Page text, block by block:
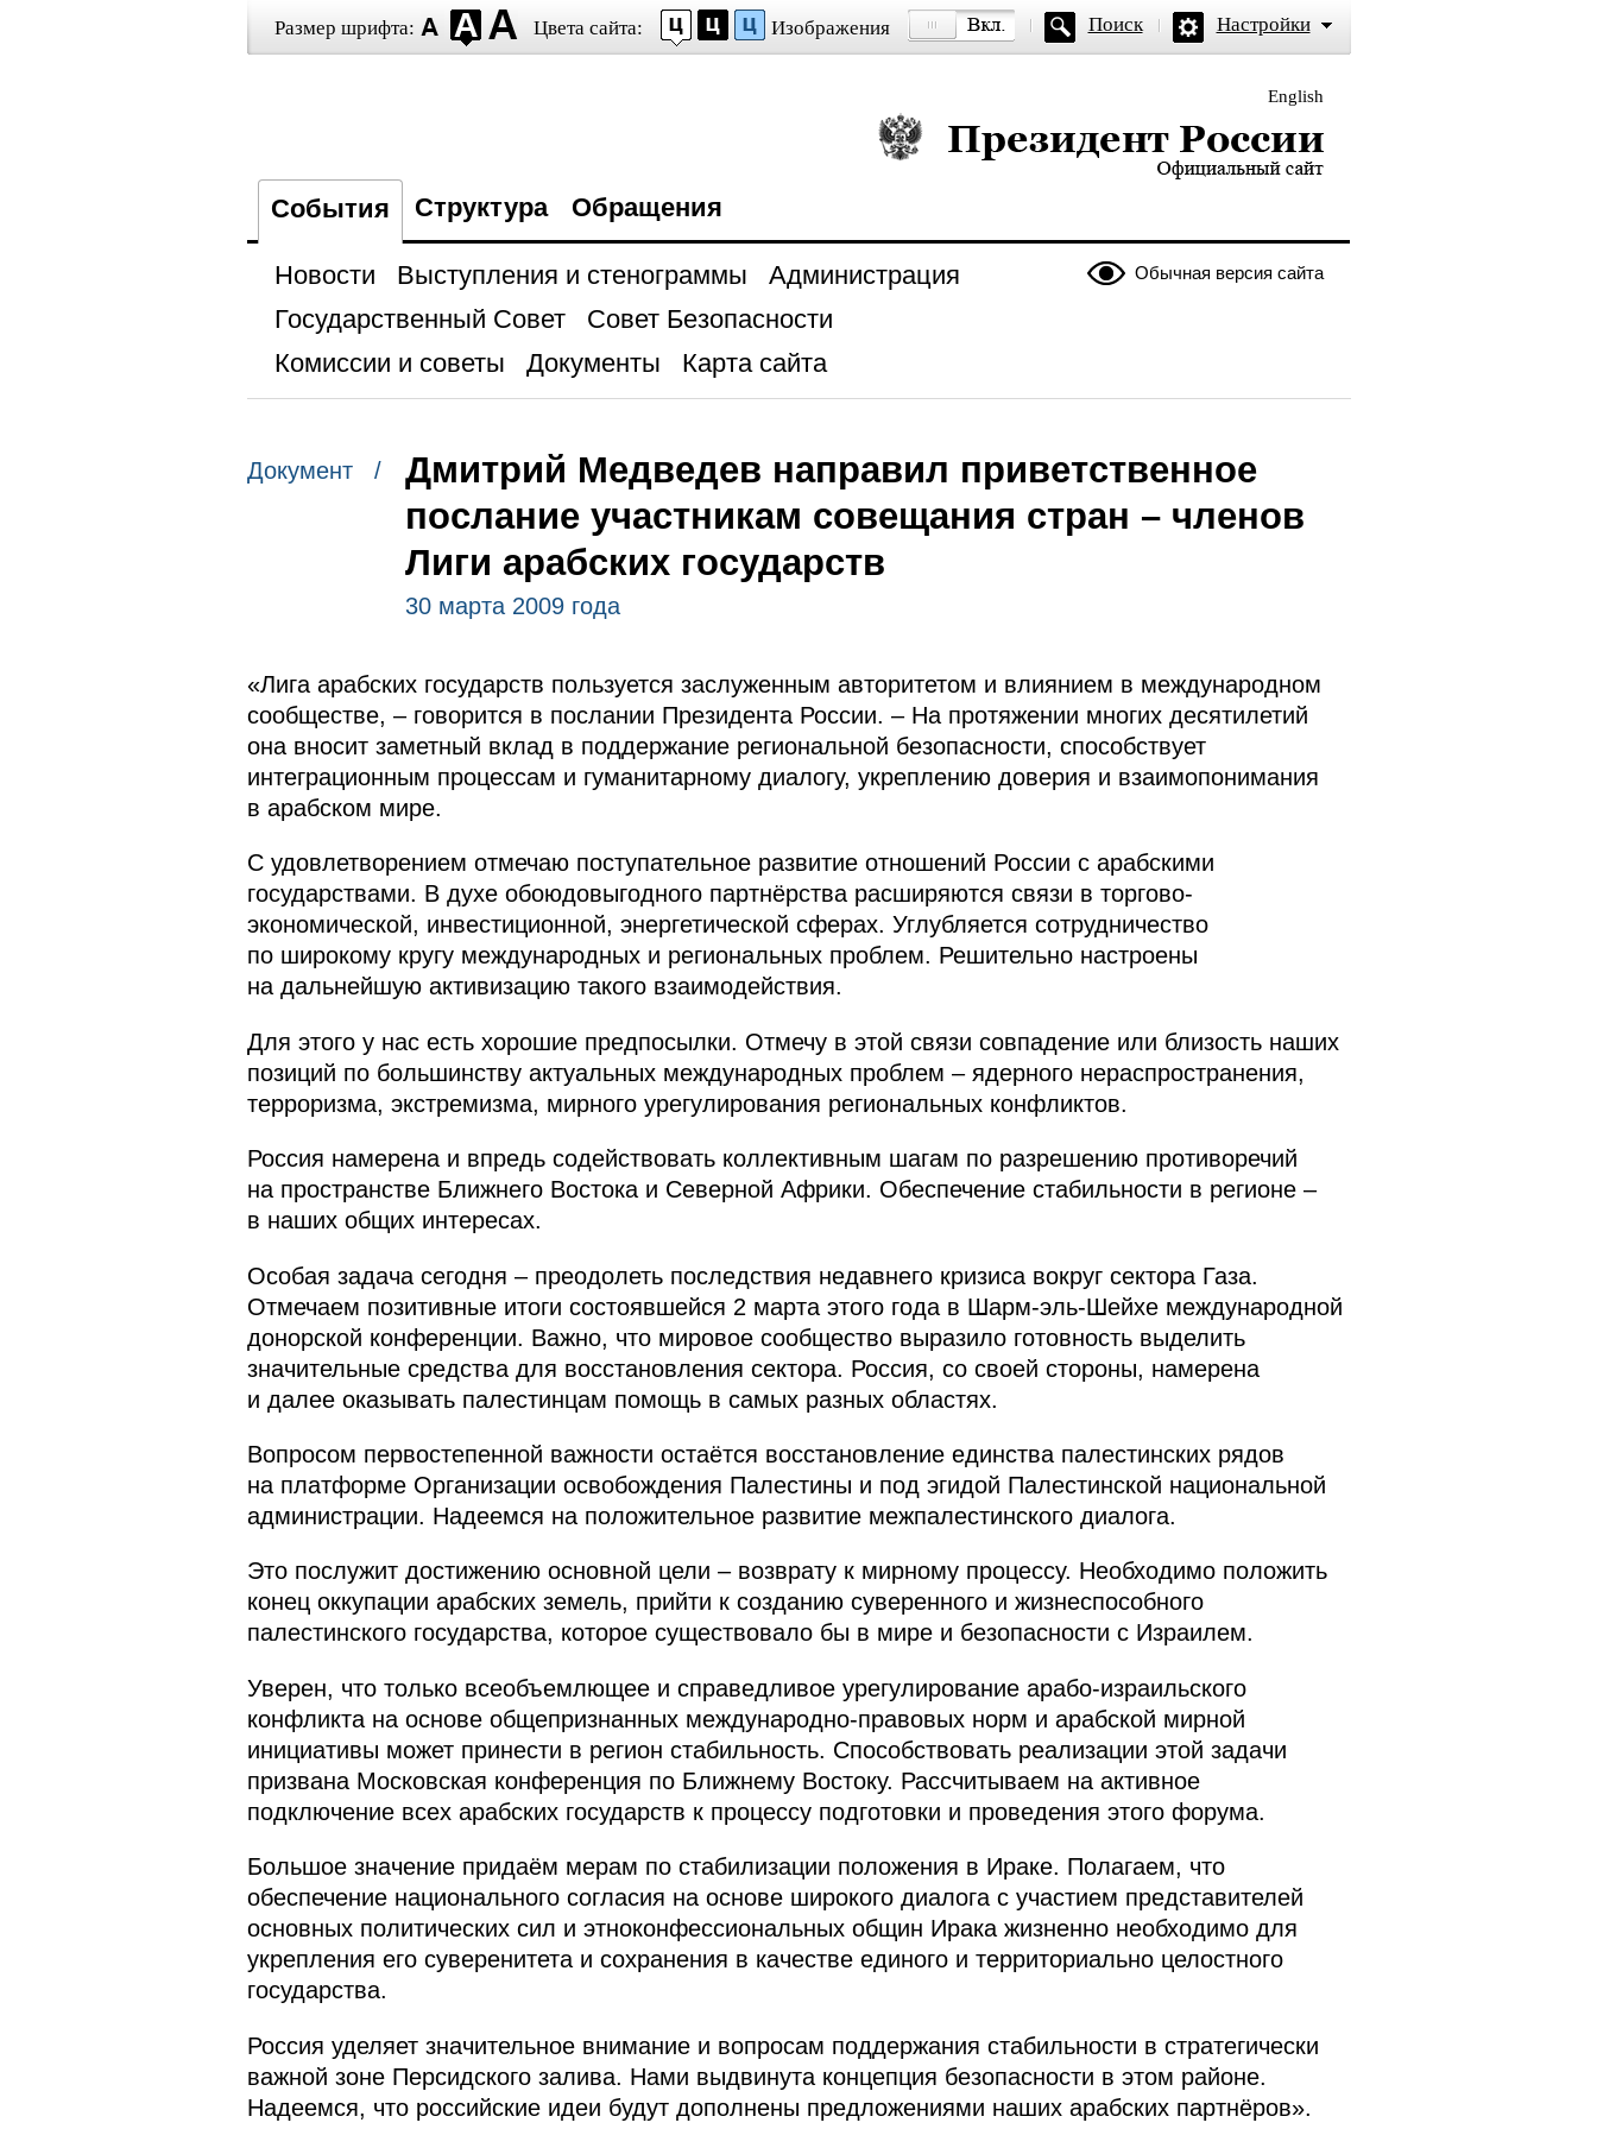
Размер шрифта: Цвета сайта: Изображения Поиск Настройки
English
Президент России — официальный сайт
События Структура Обращения
Обычная версия сайта
Новости Выступления и стенограммы
Администрация
Государственный Совет
Совет Безопасности
Комиссии и советы
Документы Карта сайта
Документ /
Дмитрий Медведев направил приветственное
послание участникам совещания стран – членов
Лиги арабских государств
30 марта 2009 года
«Лига арабских государств пользуется заслуженным авторитетом и влиянием в международном
сообществе, – говорится в послании Президента России. – На протяжении многих десятилетий
она вносит заметный вклад в поддержание региональной безопасности, способствует
интеграционным процессам и гуманитарному диалогу, укреплению доверия и взаимопонимания
в арабском мире.
С удовлетворением отмечаю поступательное развитие отношений России с арабскими
государствами. В духе обоюдовыгодного партнёрства расширяются связи в торгово-
экономической, инвестиционной, энергетической сферах. Углубляется сотрудничество
по широкому кругу международных и региональных проблем. Решительно настроены
на дальнейшую активизацию такого взаимодействия.
Для этого у нас есть хорошие предпосылки. Отмечу в этой связи совпадение или близость наших
позиций по большинству актуальных международных проблем – ядерного нераспространения,
терроризма, экстремизма, мирного урегулирования региональных конфликтов.
Россия намерена и впредь содействовать коллективным шагам по разрешению противоречий
на пространстве Ближнего Востока и Северной Африки. Обеспечение стабильности в регионе –
в наших общих интересах.
Особая задача сегодня – преодолеть последствия недавнего кризиса вокруг сектора Газа.
Отмечаем позитивные итоги состоявшейся 2 марта этого года в Шарм-эль-Шейхе международной
донорской конференции. Важно, что мировое сообщество выразило готовность выделить
значительные средства для восстановления сектора. Россия, со своей стороны, намерена
и далее оказывать палестинцам помощь в самых разных областях.
Вопросом первостепенной важности остаётся восстановление единства палестинских рядов
на платформе Организации освобождения Палестины и под эгидой Палестинской национальной
администрации. Надеемся на положительное развитие межпалестинского диалога.
Это послужит достижению основной цели – возврату к мирному процессу. Необходимо положить
конец оккупации арабских земель, прийти к созданию суверенного и жизнеспособного
палестинского государства, которое существовало бы в мире и безопасности с Израилем.
Уверен, что только всеобъемлющее и справедливое урегулирование арабо-израильского
конфликта на основе общепризнанных международно-правовых норм и арабской мирной
инициативы может принести в регион стабильность. Способствовать реализации этой задачи
призвана Московская конференция по Ближнему Востоку. Рассчитываем на активное
подключение всех арабских государств к процессу подготовки и проведения этого форума.
Большое значение придаём мерам по стабилизации положения в Ираке. Полагаем, что
обеспечение национального согласия на основе широкого диалога с участием представителей
основных политических сил и этноконфессиональных общин Ирака жизненно необходимо для
укрепления его суверенитета и сохранения в качестве единого и территориально целостного
государства.
Россия уделяет значительное внимание и вопросам поддержания стабильности в стратегически
важной зоне Персидского залива. Нами выдвинута концепция безопасности в этом районе.
Надеемся, что российские идеи будут дополнены предложениями наших арабских партнёров».